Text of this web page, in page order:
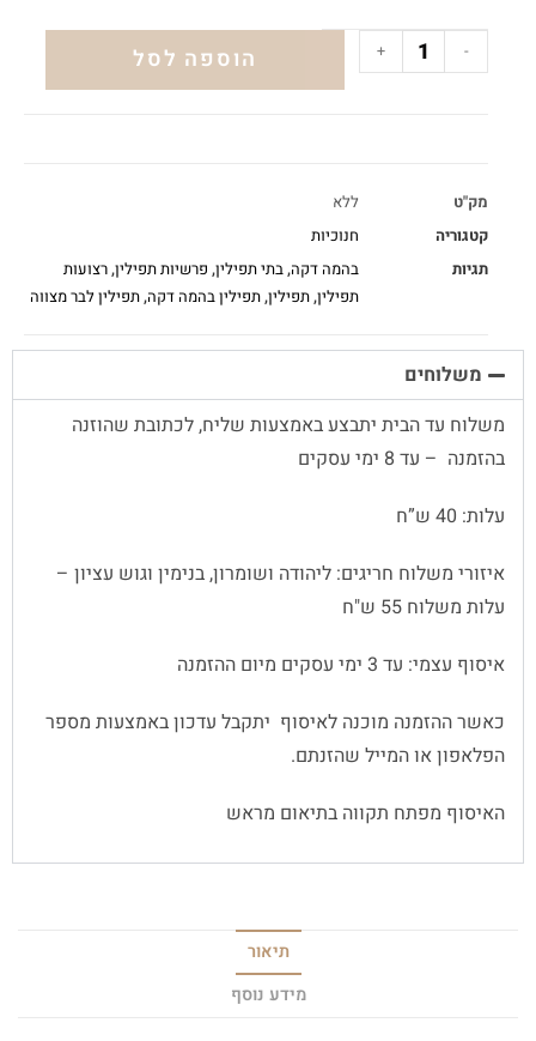
-
+ הוספה לסל
מק"ט
ללא
קטגוריה
חנוכיות
תגיות
בהמה דקה,בתי תפילין, פרשיות תפילין,רצועות
תפילין,תפילין,תפילין בהמה דקה,תפילין לבר מצווה
משלוחים
משלוח עד הבית יתבצע באמצעות שליח, לכתובת שהוזנה
בהזמנה – עד 8 ימי עסקים
עלות: 40 ש”ח
איזורי משלוח חריגים: ליהודה ושומרון, בנימין וגוש עציון –
עלות משלוח 55 ש"ח
איסוף עצמי: עד 3 ימי עסקים מיום ההזמנה
כאשר ההזמנה מוכנה לאיסוף יתקבל עדכון באמצעות מספר
הפלאפון או המייל שהזנתם.
האיסוף מפתח תקווה בתיאום מראש
תיאור
מידע נוסף